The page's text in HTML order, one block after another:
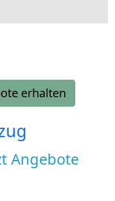
erhalten
Angebote